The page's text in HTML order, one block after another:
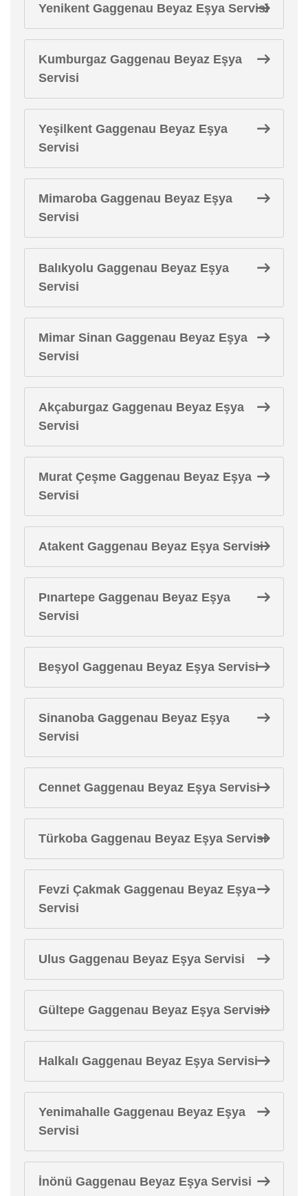
Yenikent Gaggenau Beyaz Eşya Servisi
Kumburgaz Gaggenau Beyaz Eşya
Servisi
Yeşilkent Gaggenau Beyaz Eşya
Servisi
Mimaroba Gaggenau Beyaz Eşya
Servisi
Balıkyolu Gaggenau Beyaz Eşya
Servisi
Mimar Sinan Gaggenau Beyaz Eşya
Servisi
Akçaburgaz Gaggenau Beyaz Eşya
Servisi
Murat Çeşme Gaggenau Beyaz Eşya
Servisi
Atakent Gaggenau Beyaz Eşya Servisi
Pınartepe Gaggenau Beyaz Eşya
Servisi
Beşyol Gaggenau Beyaz Eşya Servisi
Sinanoba Gaggenau Beyaz Eşya
Servisi
Cennet Gaggenau Beyaz Eşya Servisi
Türkoba Gaggenau Beyaz Eşya Servisi
Fevzi Çakmak Gaggenau Beyaz Eşya
Servisi
Ulus Gaggenau Beyaz Eşya Servisi
Gültepe Gaggenau Beyaz Eşya Servisi
Halkalı Gaggenau Beyaz Eşya Servisi
Yenimahalle Gaggenau Beyaz Eşya
Servisi
İnönü Gaggenau Beyaz Eşya Servisi